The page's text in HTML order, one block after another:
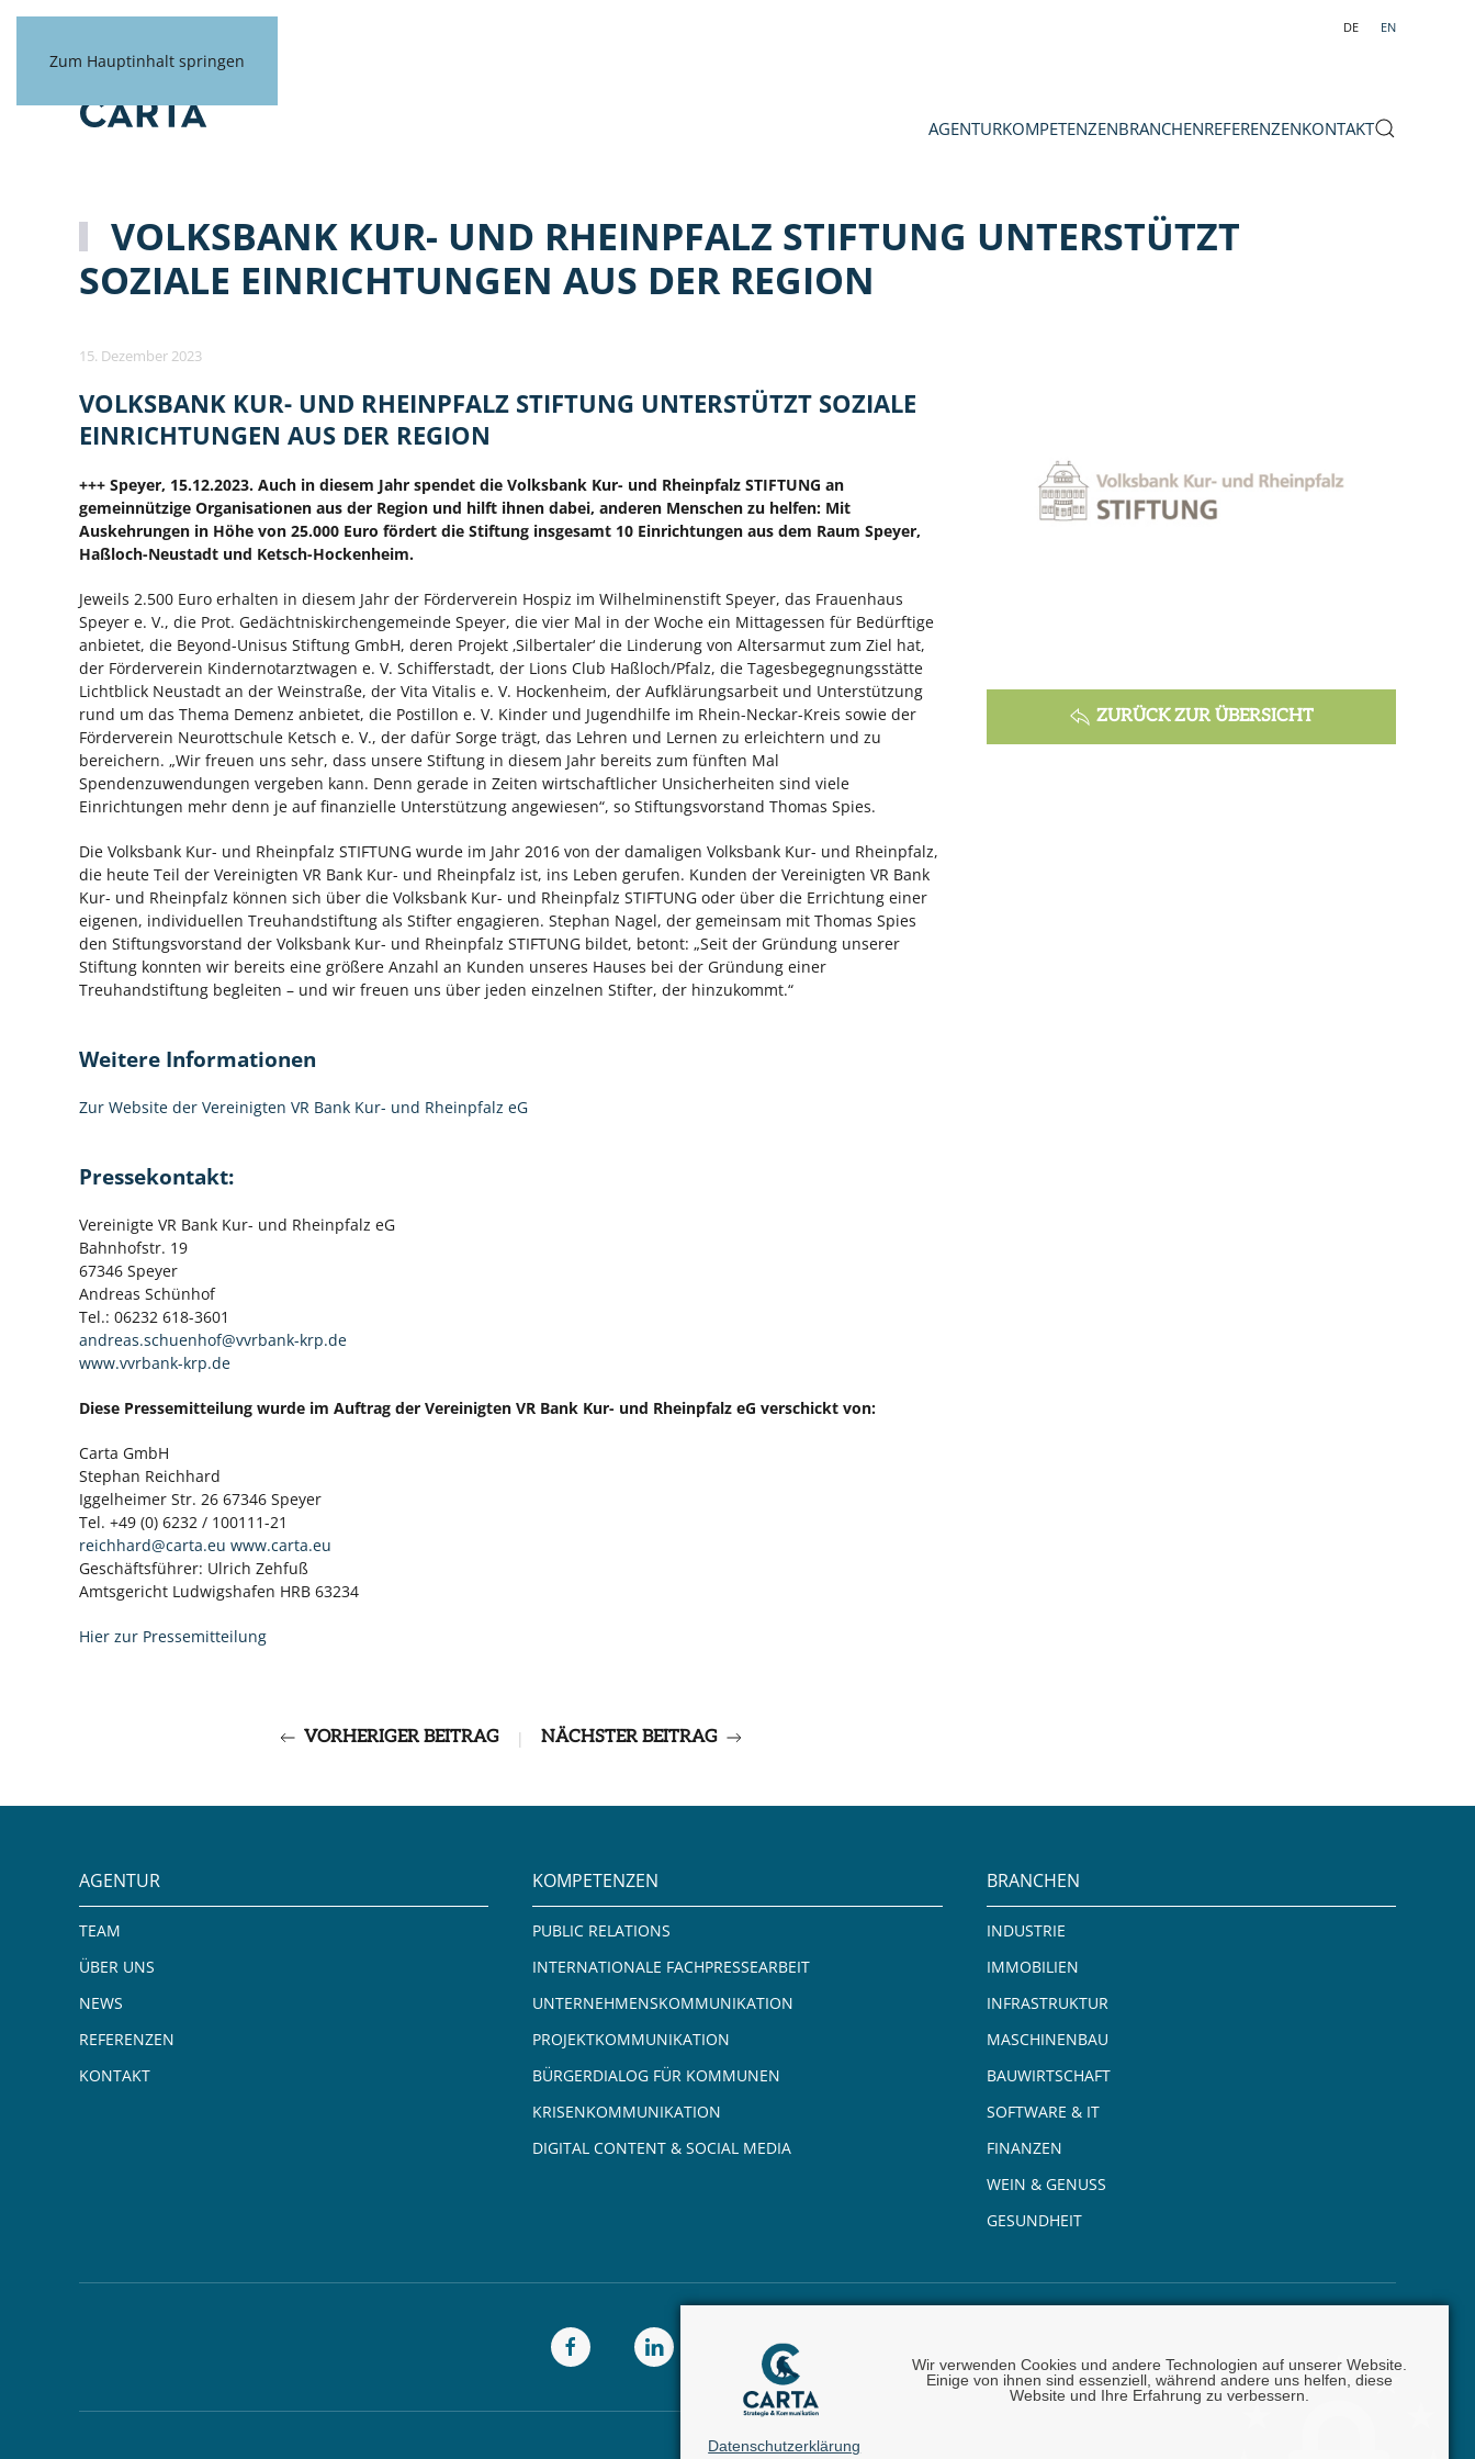
Wir verwenden Cookies und andere Technologien auf unserer Website.
Einige von ihnen sind essenziell, während andere uns helfen, diese
Website und Ihre Erfahrung zu verbessern.
Datenschutzerklärung
Zum Hauptinhalt springen
DE EN
AGENTURKOMPETENZENBRANCHENREFERENZENKONTAKT
VOLKSBANK KUR- UND RHEINPFALZ STIFTUNG UNTERSTÜTZT
SOZIALE EINRICHTUNGEN AUS DER REGION
15. Dezember 2023
VOLKSBANK KUR- UND RHEINPFALZ STIFTUNG UNTERSTÜTZT SOZIALE
EINRICHTUNGEN AUS DER REGION
+++ Speyer, 15.12.2023. Auch in diesem Jahr spendet die Volksbank Kur- und Rheinpfalz STIFTUNG an
gemeinnützige Organisationen aus der Region und hilft ihnen dabei, anderen Menschen zu helfen: Mit
Auskehrungen in Höhe von 25.000 Euro fördert die Stiftung insgesamt 10 Einrichtungen aus dem Raum Speyer,
Haßloch-Neustadt und Ketsch-Hockenheim.
Jeweils 2.500 Euro erhalten in diesem Jahr der Förderverein Hospiz im Wilhelminenstift Speyer, das Frauenhaus
Speyer e. V., die Prot. Gedächtniskirchengemeinde Speyer, die vier Mal in der Woche ein Mittagessen für Bedürftige
anbietet, die Beyond-Unisus Stiftung GmbH, deren Projekt ‚Silbertaler‘ die Linderung von Altersarmut zum Ziel hat,
der Förderverein Kindernotarztwagen e. V. Schifferstadt, der Lions Club Haßloch/Pfalz, die Tagesbegegnungsstätte
Lichtblick Neustadt an der Weinstraße, der Vita Vitalis e. V. Hockenheim, der Aufklärungsarbeit und Unterstützung
rund um das Thema Demenz anbietet, die Postillon e. V. Kinder und Jugendhilfe im Rhein-Neckar-Kreis sowie der
Förderverein Neurottschule Ketsch e. V., der dafür Sorge trägt, das Lehren und Lernen zu erleichtern und zu
bereichern. „Wir freuen uns sehr, dass unsere Stiftung in diesem Jahr bereits zum fünften Mal
Spendenzuwendungen vergeben kann. Denn gerade in Zeiten wirtschaftlicher Unsicherheiten sind viele
Einrichtungen mehr denn je auf finanzielle Unterstützung angewiesen“, so Stiftungsvorstand Thomas Spies.
Die Volksbank Kur- und Rheinpfalz STIFTUNG wurde im Jahr 2016 von der damaligen Volksbank Kur- und Rheinpfalz,
die heute Teil der Vereinigten VR Bank Kur- und Rheinpfalz ist, ins Leben gerufen. Kunden der Vereinigten VR Bank
Kur- und Rheinpfalz können sich über die Volksbank Kur- und Rheinpfalz STIFTUNG oder über die Errichtung einer
eigenen, individuellen Treuhandstiftung als Stifter engagieren. Stephan Nagel, der gemeinsam mit Thomas Spies
den Stiftungsvorstand der Volksbank Kur- und Rheinpfalz STIFTUNG bildet, betont: „Seit der Gründung unserer
Stiftung konnten wir bereits eine größere Anzahl an Kunden unseres Hauses bei der Gründung einer
Treuhandstiftung begleiten – und wir freuen uns über jeden einzelnen Stifter, der hinzukommt.“
Weitere Informationen
Zur Website der Vereinigten VR Bank Kur- und Rheinpfalz eG
Pressekontakt:
Vereinigte VR Bank Kur- und Rheinpfalz eG
Bahnhofstr. 19
67346 Speyer
Andreas Schünhof
Tel.: 06232 618-3601
andreas.schuenhof@vvrbank-krp.de
www.vvrbank-krp.de
Diese Pressemitteilung wurde im Auftrag der Vereinigten VR Bank Kur- und Rheinpfalz eG verschickt von:
Carta GmbH
Stephan Reichhard
Iggelheimer Str. 26 67346 Speyer
Tel. +49 (0) 6232 / 100111-21
reichhard@carta.eu www.carta.eu
Geschäftsführer: Ulrich Zehfuß
Amtsgericht Ludwigshafen HRB 63234
Hier zur Pressemitteilung
VORHERIGER BEITRAG | NÄCHSTER BEITRAG
ZURÜCK ZUR ÜBERSICHT
AGENTUR
TEAM
ÜBER UNS
NEWS
REFERENZEN
KONTAKT
KOMPETENZEN
PUBLIC RELATIONS
INTERNATIONALE FACHPRESSEARBEIT
UNTERNEHMENSKOMMUNIKATION
PROJEKTKOMMUNIKATION
BÜRGERDIALOG FÜR KOMMUNEN
KRISENKOMMUNIKATION
DIGITAL CONTENT & SOCIAL MEDIA
BRANCHEN
INDUSTRIE
IMMOBILIEN
INFRASTRUKTUR
MASCHINENBAU
BAUWIRTSCHAFT
SOFTWARE & IT
FINANZEN
WEIN & GENUSS
GESUNDHEIT